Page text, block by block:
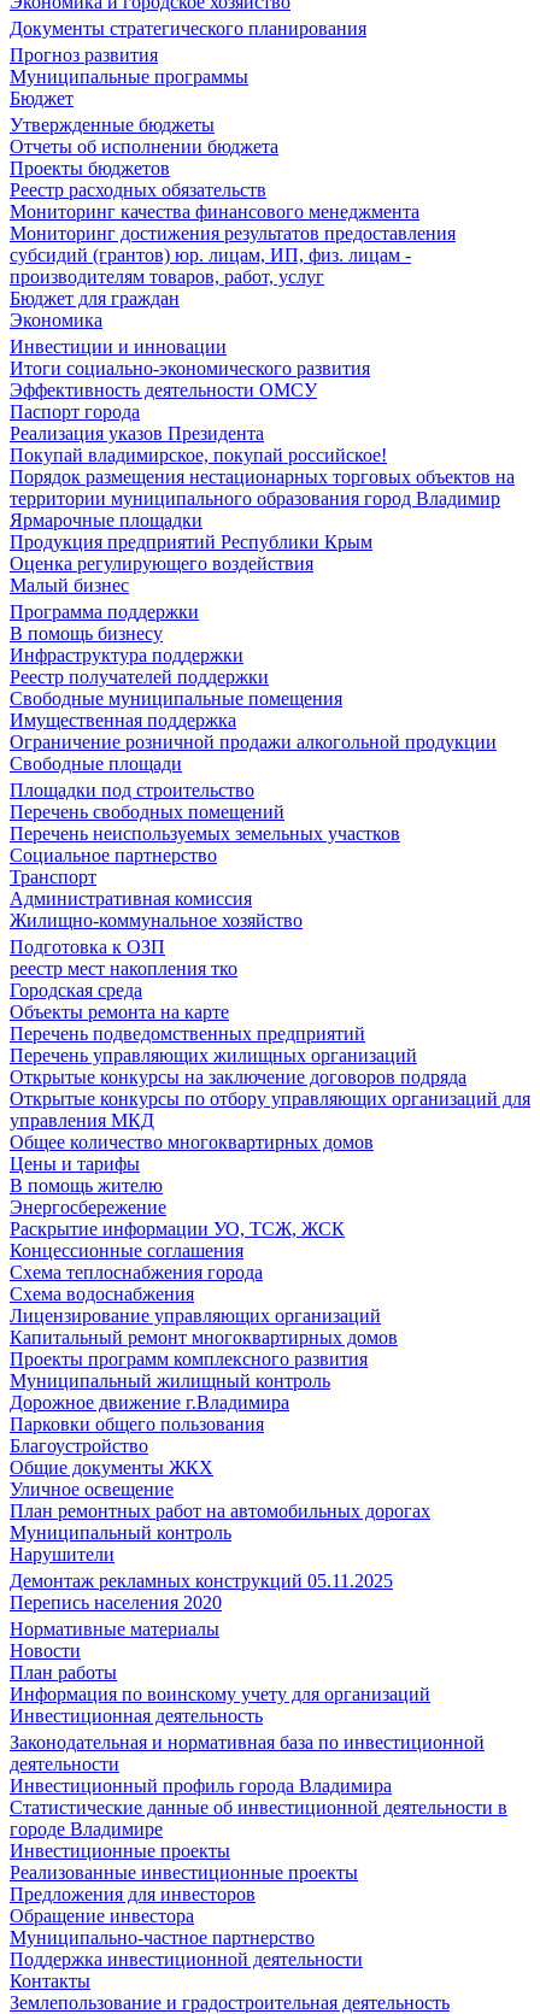
Документы стратегического планирования
Прогноз развития
Муниципальные программы
Бюджет
Утвержденные бюджеты
Отчеты об исполнении бюджета
Проекты бюджетов
Реестр расходных обязательств
Мониторинг качества финансового менеджмента
Мониторинг достижения результатов предоставления
субсидий (грантов) юр. лицам, ИП, физ. лицам -
производителям товаров, работ, услуг
Бюджет для граждан
Экономика
Инвестиции и инновации
Итоги социально-экономического развития
Эффективность деятельности ОМСУ
Паспорт города
Реализация указов Президента
Покупай владимирское, покупай российское!
Порядок размещения нестационарных торговых объектов на
территории муниципального образования город Владимир
Ярмарочные площадки
Продукция предприятий Республики Крым
Оценка регулирующего воздействия
Малый бизнес
Программа поддержки
В помощь бизнесу
Инфраструктура поддержки
Реестр получателей поддержки
Свободные муниципальные помещения
Имущественная поддержка
Ограничение розничной продажи алкогольной продукции
Свободные площади
Площадки под строительство
Перечень свободных помещений
Перечень неиспользуемых земельных участков
Социальное партнерство
Транспорт
Административная комиссия
Жилищно-коммунальное хозяйство
Подготовка к ОЗП
реестр мест накопления тко
Городская среда
Объекты ремонта на карте
Перечень подведомственных предприятий
Перечень управляющих жилищных организаций
Открытые конкурсы на заключение договоров подряда
Открытые конкурсы по отбору управляющих организаций для
управления МКД
Общее количество многоквартирных домов
Цены и тарифы
В помощь жителю
Энергосбережение
Раскрытие информации УО, ТСЖ, ЖСК
Концессионные соглашения
Схема теплоснабжения города
Схема водоснабжения
Лицензирование управляющих организаций
Капитальный ремонт многоквартирных домов
Проекты программ комплексного развития
Муниципальный жилищный контроль
Дорожное движение г.Владимира
Парковки общего пользования
Благоустройство
Общие документы ЖКХ
Уличное освещение
План ремонтных работ на автомобильных дорогах
Муниципальный контроль
Нарушители
Демонтаж рекламных конструкций 05.11.2025
Перепись населения 2020
Нормативные материалы
Новости
План работы
Информация по воинскому учету для организаций
Инвестиционная деятельность
Законодательная и нормативная база по инвестиционной
деятельности
Инвестиционный профиль города Владимира
Статистические данные об инвестиционной деятельности в
городе Владимире
Инвестиционные проекты
Реализованные инвестиционные проекты
Предложения для инвесторов
Обращение инвестора
Муниципально-частное партнерство
Поддержка инвестиционной деятельности
Контакты
Землепользование и градостроительная деятельность